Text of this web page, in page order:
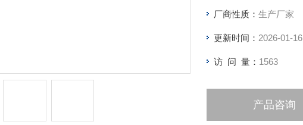
厂商性质： 生产厂家
更新时间： 2026-01-16
访 问 量： 1563
产品咨询